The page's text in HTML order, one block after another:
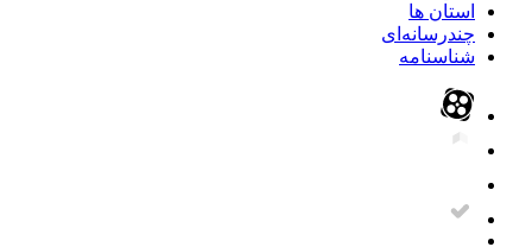
استان ها
چندرسانه‌ای
شناسنامه